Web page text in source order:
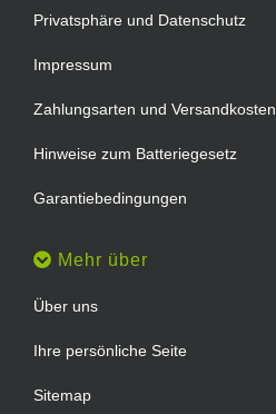
Privatsphäre und Datenschutz
Impressum
Zahlungsarten und Versandkosten
Hinweise zum Batteriegesetz
Garantiebedingungen
Mehr über
Über uns
Ihre persönliche Seite
Sitemap